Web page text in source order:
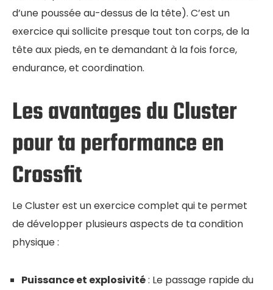
d’une poussée au-dessus de la tête). C’est un
exercice qui sollicite presque tout ton corps, de la
tête aux pieds, en te demandant à la fois force,
endurance, et coordination.
Les avantages du Cluster
pour ta performance en
Crossfit
Le Cluster est un exercice complet qui te permet
de développer plusieurs aspects de ta condition
physique :
Puissance et explosivité: Le passage rapide du